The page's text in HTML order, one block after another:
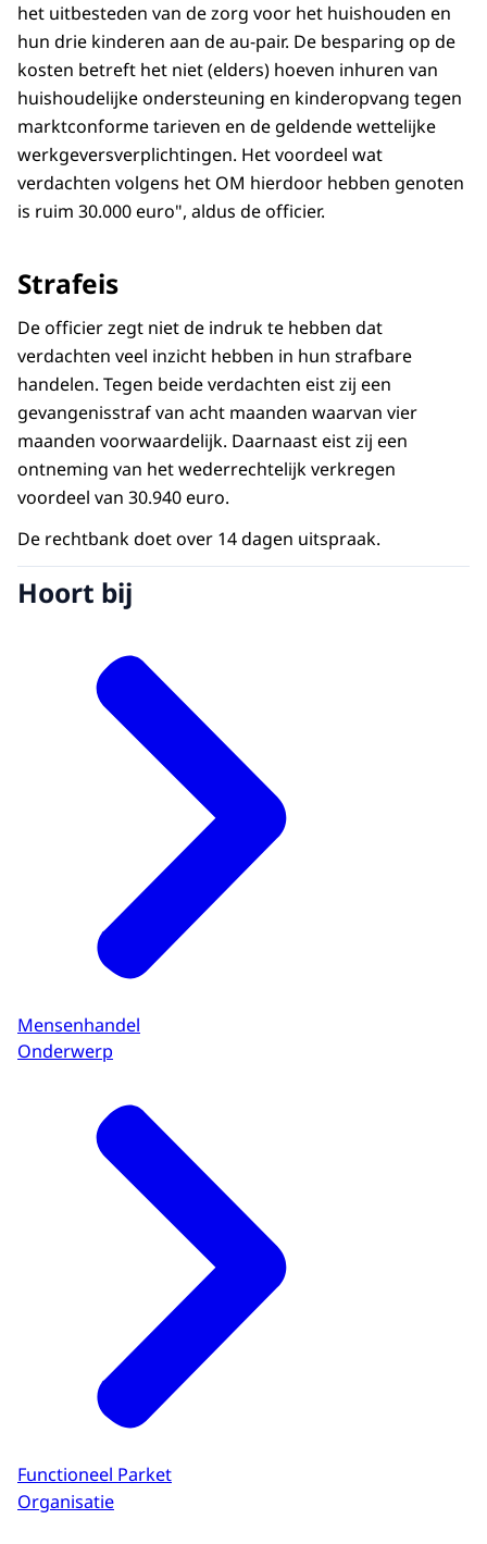
het uitbesteden van de zorg voor het huishouden en
hun drie kinderen aan de au-pair. De besparing op de
kosten betreft het niet (elders) hoeven inhuren van
huishoudelijke ondersteuning en kinderopvang tegen
marktconforme tarieven en de geldende wettelijke
werkgeversverplichtingen. Het voordeel wat
verdachten volgens het OM hierdoor hebben genoten
is ruim 30.000 euro", aldus de officier.
Strafeis
De officier zegt niet de indruk te hebben dat
verdachten veel inzicht hebben in hun strafbare
handelen. Tegen beide verdachten eist zij een
gevangenisstraf van acht maanden waarvan vier
maanden voorwaardelijk. Daarnaast eist zij een
ontneming van het wederrechtelijk verkregen
voordeel van 30.940 euro.
De rechtbank doet over 14 dagen uitspraak.
Hoort bij
Mensenhandel
Onderwerp
Functioneel Parket
Organisatie